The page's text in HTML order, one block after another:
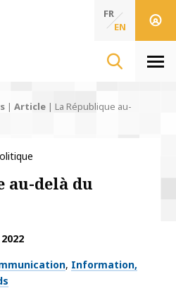
Sciences de l'Information & de
des Sciences de
FR
EN
| Article | La République au-
au-delà du
Information,